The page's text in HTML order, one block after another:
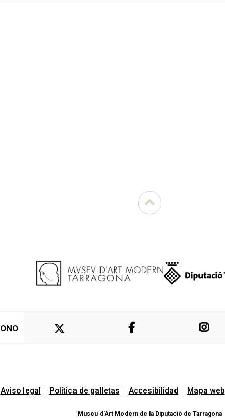
Aviso legal | Política de galletas | Accesibilidad | Mapa web
Museu d'Art Modern de la Diputació de Tarragona